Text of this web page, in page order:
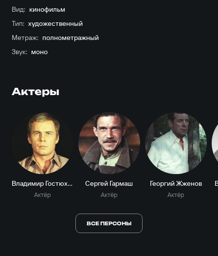
Вид: кинофильм
Тип: художественный
Метраж: полнометражный
Звук: моно
Актеры
Владимир Гостюхин
Актёр
Сергей Гармаш
Актёр
Георгий Жженов
Актёр
ВСЕ ПЕРСОНЫ